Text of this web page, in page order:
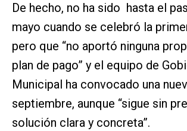
De hecho, no ha sido hasta el
mayo cuando se celebró la
pero que “no aportó ninguna
plan de pago” y el equipo de
Municipal ha convocado una
septiembre, aunque “sigue sin
solución clara y concreta”.